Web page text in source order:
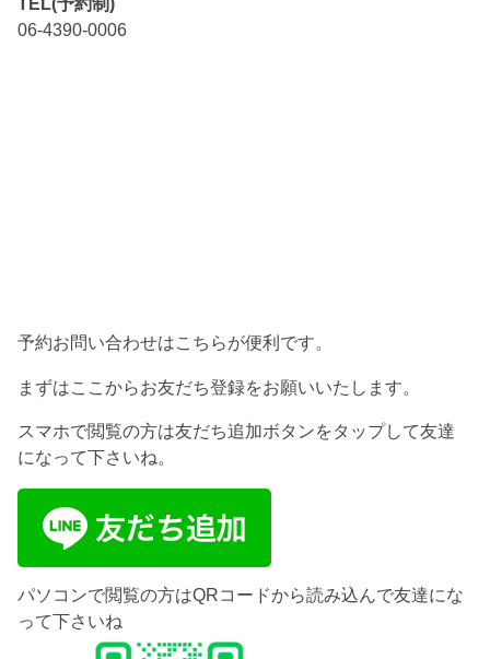
06-4390-0006
予約お問い合わせはこちらが便利です。
まずはここからお友だち登録をお願いいたします。
スマホで閲覧の方は友だち追加ボタンをタップして友達
になって下さいね。
パソコンで閲覧の方はQRコードから読み込んで友達にな
って下さいね